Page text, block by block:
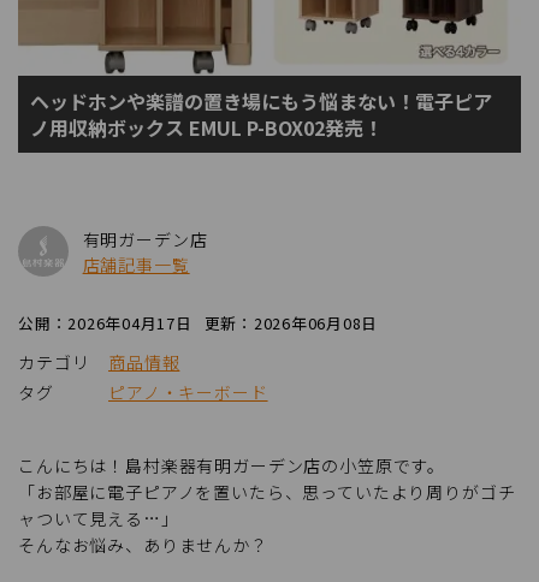
ヘッドホンや楽譜の置き場にもう悩まない！電子ピア
ノ用収納ボックス EMUL P-BOX02発売！
有明ガーデン店
店舗記事一覧
公開：2026年04月17日 更新：2026年06月08日
カテゴリ
商品情報
タグ
ピアノ・キーボード
こんにちは！島村楽器有明ガーデン店の小笠原です。
「お部屋に電子ピアノを置いたら、思っていたより周りがゴチ
ャついて見える…」
そんなお悩み、ありませんか？